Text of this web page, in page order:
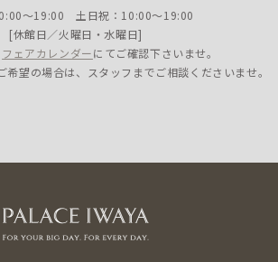
〜19:00 土日祝：10:00〜19:00
[休館日／火曜日・水曜日]
フェアカレンダーにてご確認下さいませ。
望の場合は、スタッフまでご相談くださいませ。